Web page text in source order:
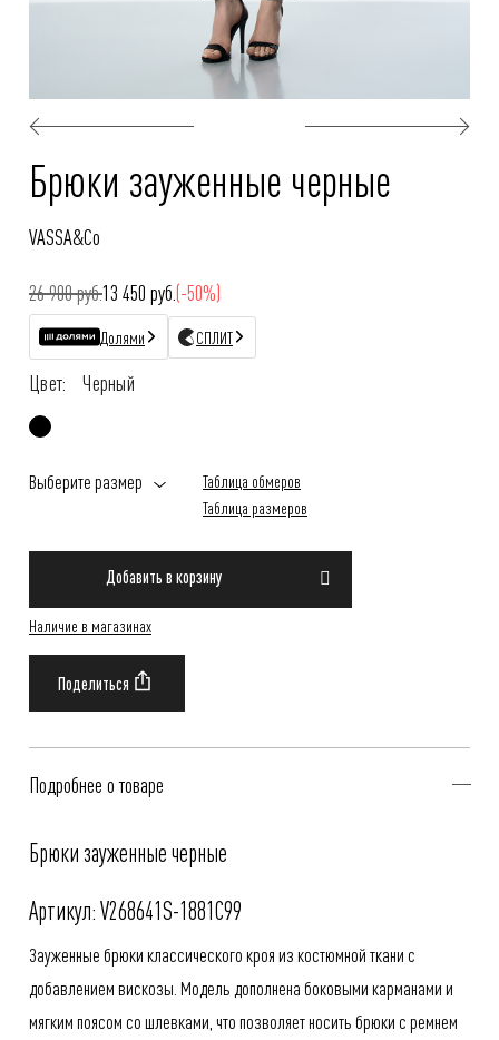
Брюки зауженные черные
VASSA&Co
26 900 руб.13 450 руб.(-50%)
Долями СПЛИТ
Цвет: Черный
Выберите размер
Таблица обмеров
Таблица размеров
Добавить в корзину
Наличие в магазинах
Подробнее о товаре
Брюки зауженные черные
Артикул: V268641S-1881C99
Зауженные брюки классического кроя из костюмной ткани с
добавлением вискозы. Модель дополнена боковыми карманами и
мягким поясом со шлевками, что позволяет носить брюки с ремнем